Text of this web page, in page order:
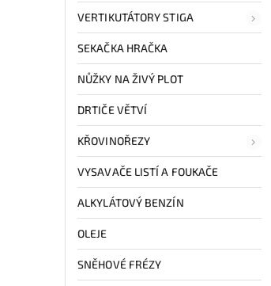
VERTIKUTÁTORY STIGA
SEKAČKA HRAČKA
NŮŽKY NA ŽIVÝ PLOT
DRTIČE VĚTVÍ
KŘOVINOŘEZY
VYSAVAČE LISTÍ A FOUKAČE
ALKYLÁTOVÝ BENZÍN
OLEJE
SNĚHOVÉ FRÉZY